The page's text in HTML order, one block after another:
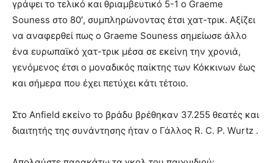
γράψει το τελικό και θριαμβευτικό 5-1 ο Graeme
Souness στο 80′, συμπληρώνοντας έτσι χατ-τρικ. Αξίζει
να αναφερθεί πως ο Graeme Souness σημείωσε άλλο
ένα ευρωπαϊκό χατ-τρικ μέσα σε εκείνη την χρονιά,
γενόμενος έτσι ο μοναδικός παίκτης των Κόκκινων έως
και σήμερα που έχει πετύχει κάτι τέτοιο.
Στο Anfield εκείνο το βράδυ βρέθηκαν 37.255 θεατές και
διαιτητής της συνάντησης ήταν ο Γάλλος R. C. P. Wurtz .